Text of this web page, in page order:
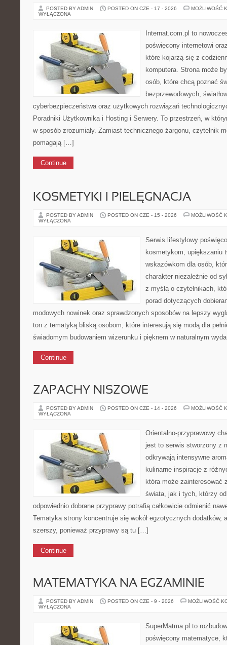
POSTED BY ADMIN POSTED ON CZE - 17 - 2026
MOŻLIWOŚĆ
WYŁĄCZONA
Internat.com.pl to
poświęcony internetowi
które kojarzą się z
komputera. Strona może
osób, które chcą poznać
bezprzewodowych,
cyberbezpieczeństwa oraz użytkowych rozwiązań
Poradniki Użytkownika i Hosting i Serwery. To przestrzeń, w
w sposób zrozumiały. Zamiast technicznego żargonu, czytelnik
pomagają […]
Continue
KOSMETYKI I PIELĘGNACJA
POSTED BY ADMIN POSTED ON CZE - 15 - 2026
MOŻLIWOŚĆ
WYŁĄCZONA
Serwis lifestylowy
kosmetykom, upiększaniu
wskazówkom dla osób,
charakter niezależnie od
z myślą o czytelnikach,
porad dotyczących
modowych nowinek oraz sprawdzonych sposobów na lepszy
ton z tematyką bliską osobom, które interesują się modą dla
świadomym budowaniem wizerunku i pięknem w naturalnym
Continue
ZAPACHY NISZOWE
POSTED BY ADMIN POSTED ON CZE - 14 - 2026
MOŻLIWOŚĆ
WYŁĄCZONA
Orientalno-przyprawowy
jest to serwis stworzony z
odkrywają intensywne
kulinarne inspiracje z
która może zainteresować
świata, jak i tych, którzy
odpowiednio dobrane przyprawy potrafią całkowicie odmienić
Tematyka strony koncentruje się wokół egzotycznych dodatków,
szerszy, ponieważ przyprawy są tu […]
Continue
MATEMATYKA NA EGZAMINIE
POSTED BY ADMIN POSTED ON CZE - 9 - 2026
MOŻLIWOŚĆ
WYŁĄCZONA
SuperMatma.pl to
poświęcony matematyce,